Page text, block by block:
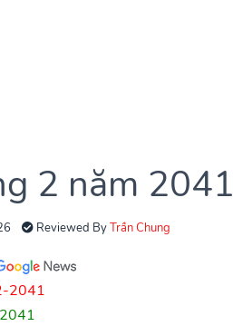
2 năm 2041
Reviewed ByTrần Chung
2041